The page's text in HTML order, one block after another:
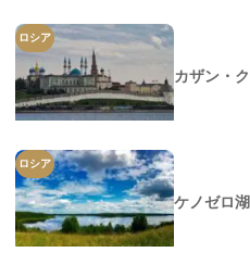
ロシア
カザン・
ロシア
ケノゼロ